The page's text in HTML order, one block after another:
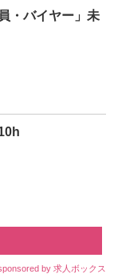
・バイヤー」未
by 求人ボックス